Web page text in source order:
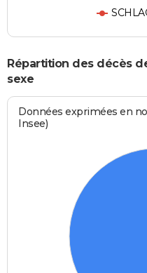
Répartition des décès
sexe
Données exprimées en
Insee)